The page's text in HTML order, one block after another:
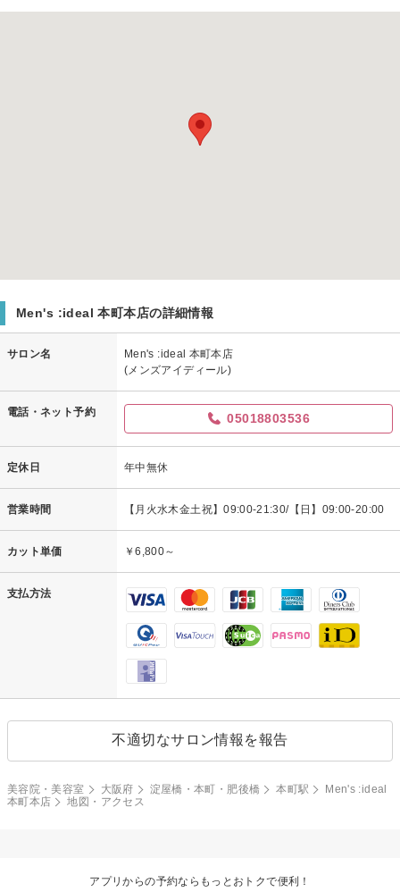
Men's :ideal 本町本店の詳細情報
サロン名
Men's :ideal 本町本店
(メンズアイディール)
電話・ネット予約 05018803536
定休日 年中無休
営業時間 【月火水木金土祝】09:00-21:30/【日】09:00-20:00
カット単価 ￥6,800～
支払方法
不適切なサロン情報を報告
美容院・美容室 大阪府 淀屋橋・本町・肥後橋 本町駅
Men's :ideal
本町本店
地図・アクセス
アプリからの予約ならもっとおトクで便利！